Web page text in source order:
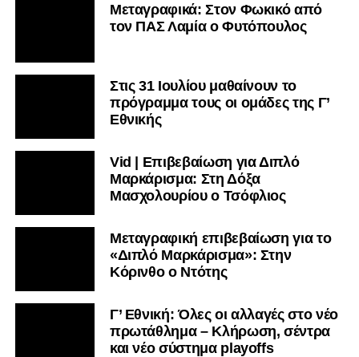
Μεταγραφικά: Στον Φωκικό από
τον ΠΑΣ Λαμία ο Φυτόπουλος
Στις 31 Ιουλίου μαθαίνουν το
πρόγραμμα τους οι ομάδες της Γ’
Εθνικής
Vid | Επιβεβαίωση για Διπλό
Μαρκάρισμα: Στη Δόξα
Μασχολουρίου ο Τσόφλιος
Μεταγραφική επιβεβαίωση για το
«Διπλό Μαρκάρισμα»: Στην
Κόρινθο ο Ντότης
Γ’ Εθνική: Όλες οι αλλαγές στο νέο
πρωτάθλημα – Κλήρωση, σέντρα
και νέο σύστημα playoffs